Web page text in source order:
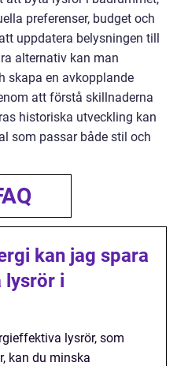
preferenser, budget och
uppdatera belysningen till
alternativ kan man
skapa en avkopplande
att förstå skillnaderna
historiska utveckling kan
som passar både stil och
kan jag spara
lysrör i
lysrör, som
kan du minska